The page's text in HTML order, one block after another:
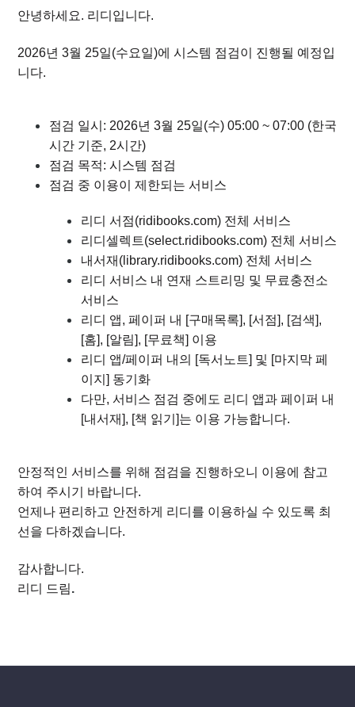
내
[공지] 개인정보 처리방침 개정 안내
[공지] 2026년 3월 25일 시스템 점검 공지
[공지] 작품 선물하기 결제 정책 변경 안내
[공지] 이용약관 개정 안내
안녕하세요. 리디입니다.
2026년 3월 25일(수요일)에 시스템 점검이 진행될 예정입
니다.
점검 일시: 2026년 3월 25일(수) 05:00 ~ 07:00 (한국
시간 기준, 2시간)
점검 목적: 시스템 점검
점검 중 이용이 제한되는 서비스
리디 서점(ridibooks.com) 전체 서비스
리디셀렉트(select.ridibooks.com) 전체 서비스
내서재(library.ridibooks.com) 전체 서비스
리디 서비스 내 연재 스트리밍 및 무료충전소
서비스
리디 앱, 페이퍼 내 [구매목록], [서점], [검색],
[홈], [알림], [무료책] 이용
리디 앱/페이퍼 내의 [독서노트] 및 [마지막 페
이지] 동기화
다만, 서비스 점검 중에도 리디 앱과 페이퍼 내
[내서재], [책 읽기]는 이용 가능합니다.
안정적인 서비스를 위해 점검을 진행하오니 이용에 참고
하여 주시기 바랍니다.
언제나 편리하고 안전하게 리디를 이용하실 수 있도록 최
선을 다하겠습니다.
감사합니다.
리디 드림.